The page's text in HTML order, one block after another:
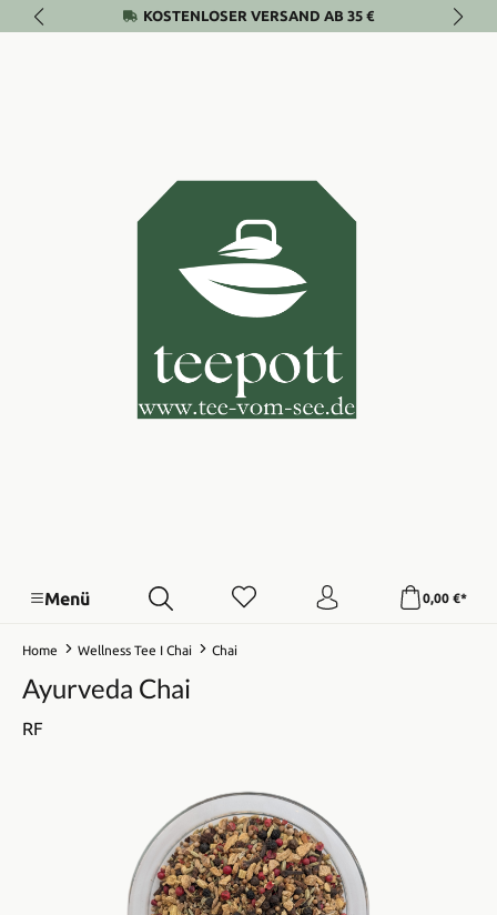
Zum Hauptinhalt springenKOSTENLOSER VERSAND AB 35 €
Menü 0,00 €*
Home Wellness Tee I Chai Chai
Ayurveda Chai
RF
Bildergalerie überspringen